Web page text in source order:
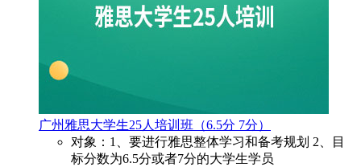
广州雅思大学生25人培训班（6.5分 7分）
对象：1、要进行雅思整体学习和备考规划 2、目
标分数为6.5分或者7分的大学生学员